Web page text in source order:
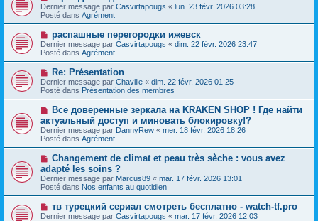
a
g
e
m
e
s
s
a
g
e
o
u
v
u
m
e
s
a
g
e
Dernier message par Casvirtapougs « lun. 23 févr. 2026 03:28
Posté dans Agrément
N
o
u
v
e
a
u
m
e
s
a
g
e
распашные перегородки ижевск
Dernier message par Casvirtapougs « dim. 22 févr. 2026 23:47
Posté dans Agrément
N
o
u
v
e
a
u
m
e
s
s
a
g
e
Re: Présentation
Dernier message par Chaville « dim. 22 févr. 2026 01:25
Posté dans Présentation des membres
N
u
v
e
a
u
m
e
s
e
Все доверенные зеркала на KRAKEN SHOP ! Где найти
актуальный доступ и миновать блокировку!?
Dernier message par DannyRew « mer. 18 févr. 2026 18:26
Posté dans Agrément
N
o
u
v
e
a
u
m
Changement de climat et peau très sèche : vous avez
adapté les soins ?
Dernier message par Marcus89 « mar. 17 févr. 2026 13:01
Posté dans Nos enfants au quotidien
N
o
тв турецкий сериал смотреть бесплатно - watch-tf.pro
Dernier message par Casvirtapougs « mar. 17 févr. 2026 12:03